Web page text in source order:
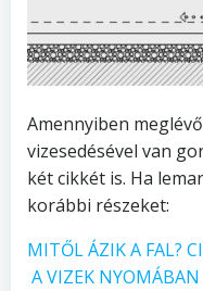
Amennyiben
vizesedésével van
két cikkét is. Ha
korábbi részeket:
MITŐL ÁZIK A FAL?
A VIZEK NYOMÁBAN